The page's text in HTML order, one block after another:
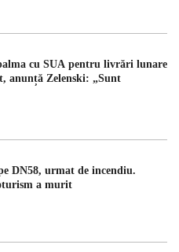
cu SUA pentru livrări lunare
anunță Zelenski: „Sunt
DN58, urmat de incendiu.
a murit